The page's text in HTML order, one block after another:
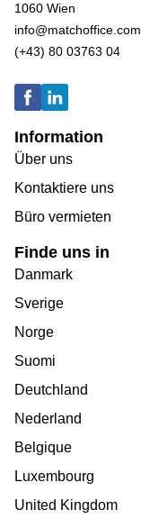
1060 Wien
info@matchoffice.com
(+43) 80 03763 04
Information
Über uns
Kontaktiere uns
Büro vermieten
Finde uns in
Danmark
Sverige
Norge
Suomi
Deutchland
Nederland
Belgique
Luxembourg
United Kingdom